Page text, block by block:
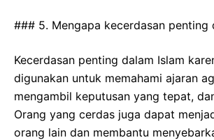
### 5. Mengapa kecerdasan penting
Kecerdasan penting dalam Islam
digunakan untuk memahami ajaran
mengambil keputusan yang tepat,
Orang yang cerdas juga dapat
orang lain dan membantu